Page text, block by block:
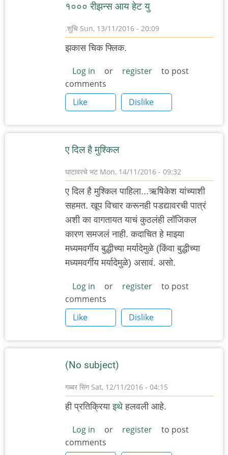
१००० रीझन्स आय हेट यु
.शुचि Sun, 13/11/2016 - 20:09
झकास चिक फ्लिक.
Log in or register
to post
comments
Like
Dislike
ए दिल है मुश्किल
घाटावरचे भट Mon, 14/11/2016 - 09:32
ए दिल है मुश्किल पाहिला...ऋषिकेश यांच्याशी
सहमत. खूप विचार करूनही पडद्यावरची पात्रं
अशी का वागतायत याचं कुठलंही लॉजिकल
कारण समजलं नाही. कदाचित हे माझ्या
मध्यमवर्गीय बुद्धीच्या मर्यादेमुळे (किंवा बुद्धीच्या
मध्यमवर्गीय मर्यादेमुळे) असावं. असो.
Log in or register
to post
comments
Like
Dislike
(No subject)
गब्बर सिंगSat, 12/11/2016 - 04:15
ही प्रतिक्रियाइथे हलवली आहे.
Log in or register
to post
comments